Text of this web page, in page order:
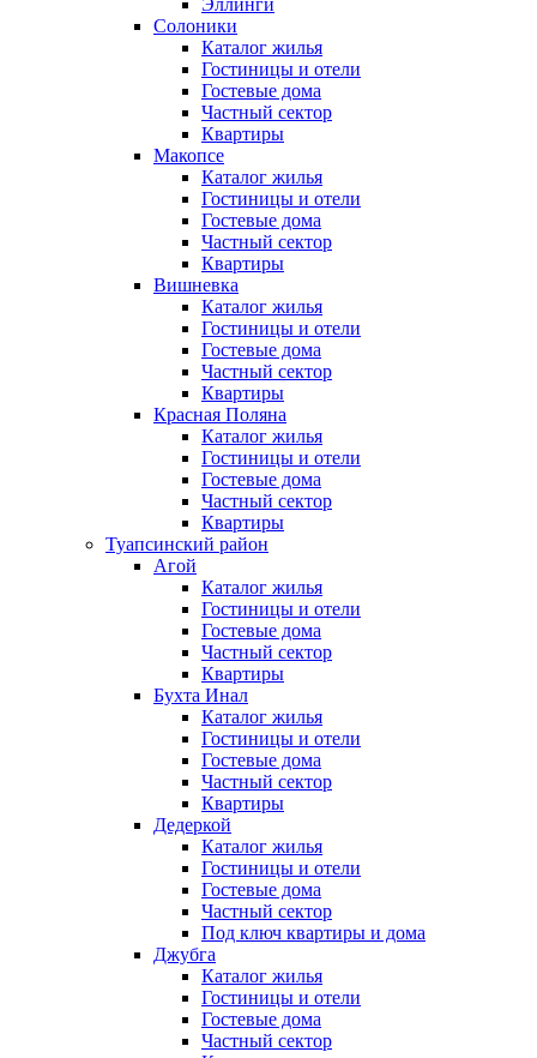
Эллинги
Солоники
Каталог жилья
Гостиницы и отели
Гостевые дома
Частный сектор
Квартиры
Макопсе
Каталог жилья
Гостиницы и отели
Гостевые дома
Частный сектор
Квартиры
Вишневка
Каталог жилья
Гостиницы и отели
Гостевые дома
Частный сектор
Квартиры
Красная Поляна
Каталог жилья
Гостиницы и отели
Гостевые дома
Частный сектор
Квартиры
Туапсинский район
Агой
Каталог жилья
Гостиницы и отели
Гостевые дома
Частный сектор
Квартиры
Бухта Инал
Каталог жилья
Гостиницы и отели
Гостевые дома
Частный сектор
Квартиры
Дедеркой
Каталог жилья
Гостиницы и отели
Гостевые дома
Частный сектор
Под ключ квартиры и дома
Джубга
Каталог жилья
Гостиницы и отели
Гостевые дома
Частный сектор